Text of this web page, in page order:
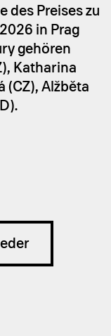
des Preises zu
in Prag
gehören
Katharina
(CZ), Alžběta